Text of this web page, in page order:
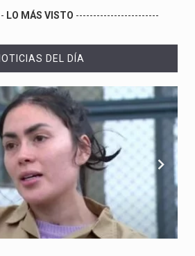
LO MÁS VISTO ------------------------
DEL DÍA